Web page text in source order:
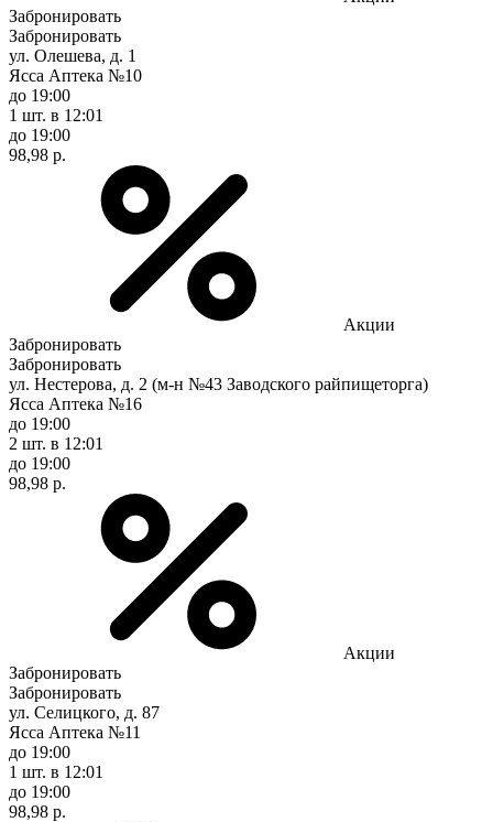
Забронировать
Забронировать
ул. Олешева, д. 1
Ясса Аптека №10
до 19:00
1 шт. в 12:01
до 19:00
98,98 р.
Акции
Забронировать
Забронировать
ул. Нестерова, д. 2 (м-н №43 Заводского райпищеторга)
Ясса Аптека №16
до 19:00
2 шт. в 12:01
до 19:00
98,98 р.
Акции
Забронировать
Забронировать
ул. Селицкого, д. 87
Ясса Аптека №11
до 19:00
1 шт. в 12:01
до 19:00
98,98 р.